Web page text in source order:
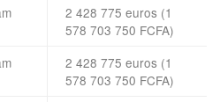
2 428 775 euros (1
578 703 750 FCFA)
2 428 775 euros (1
578 703 750 FCFA)